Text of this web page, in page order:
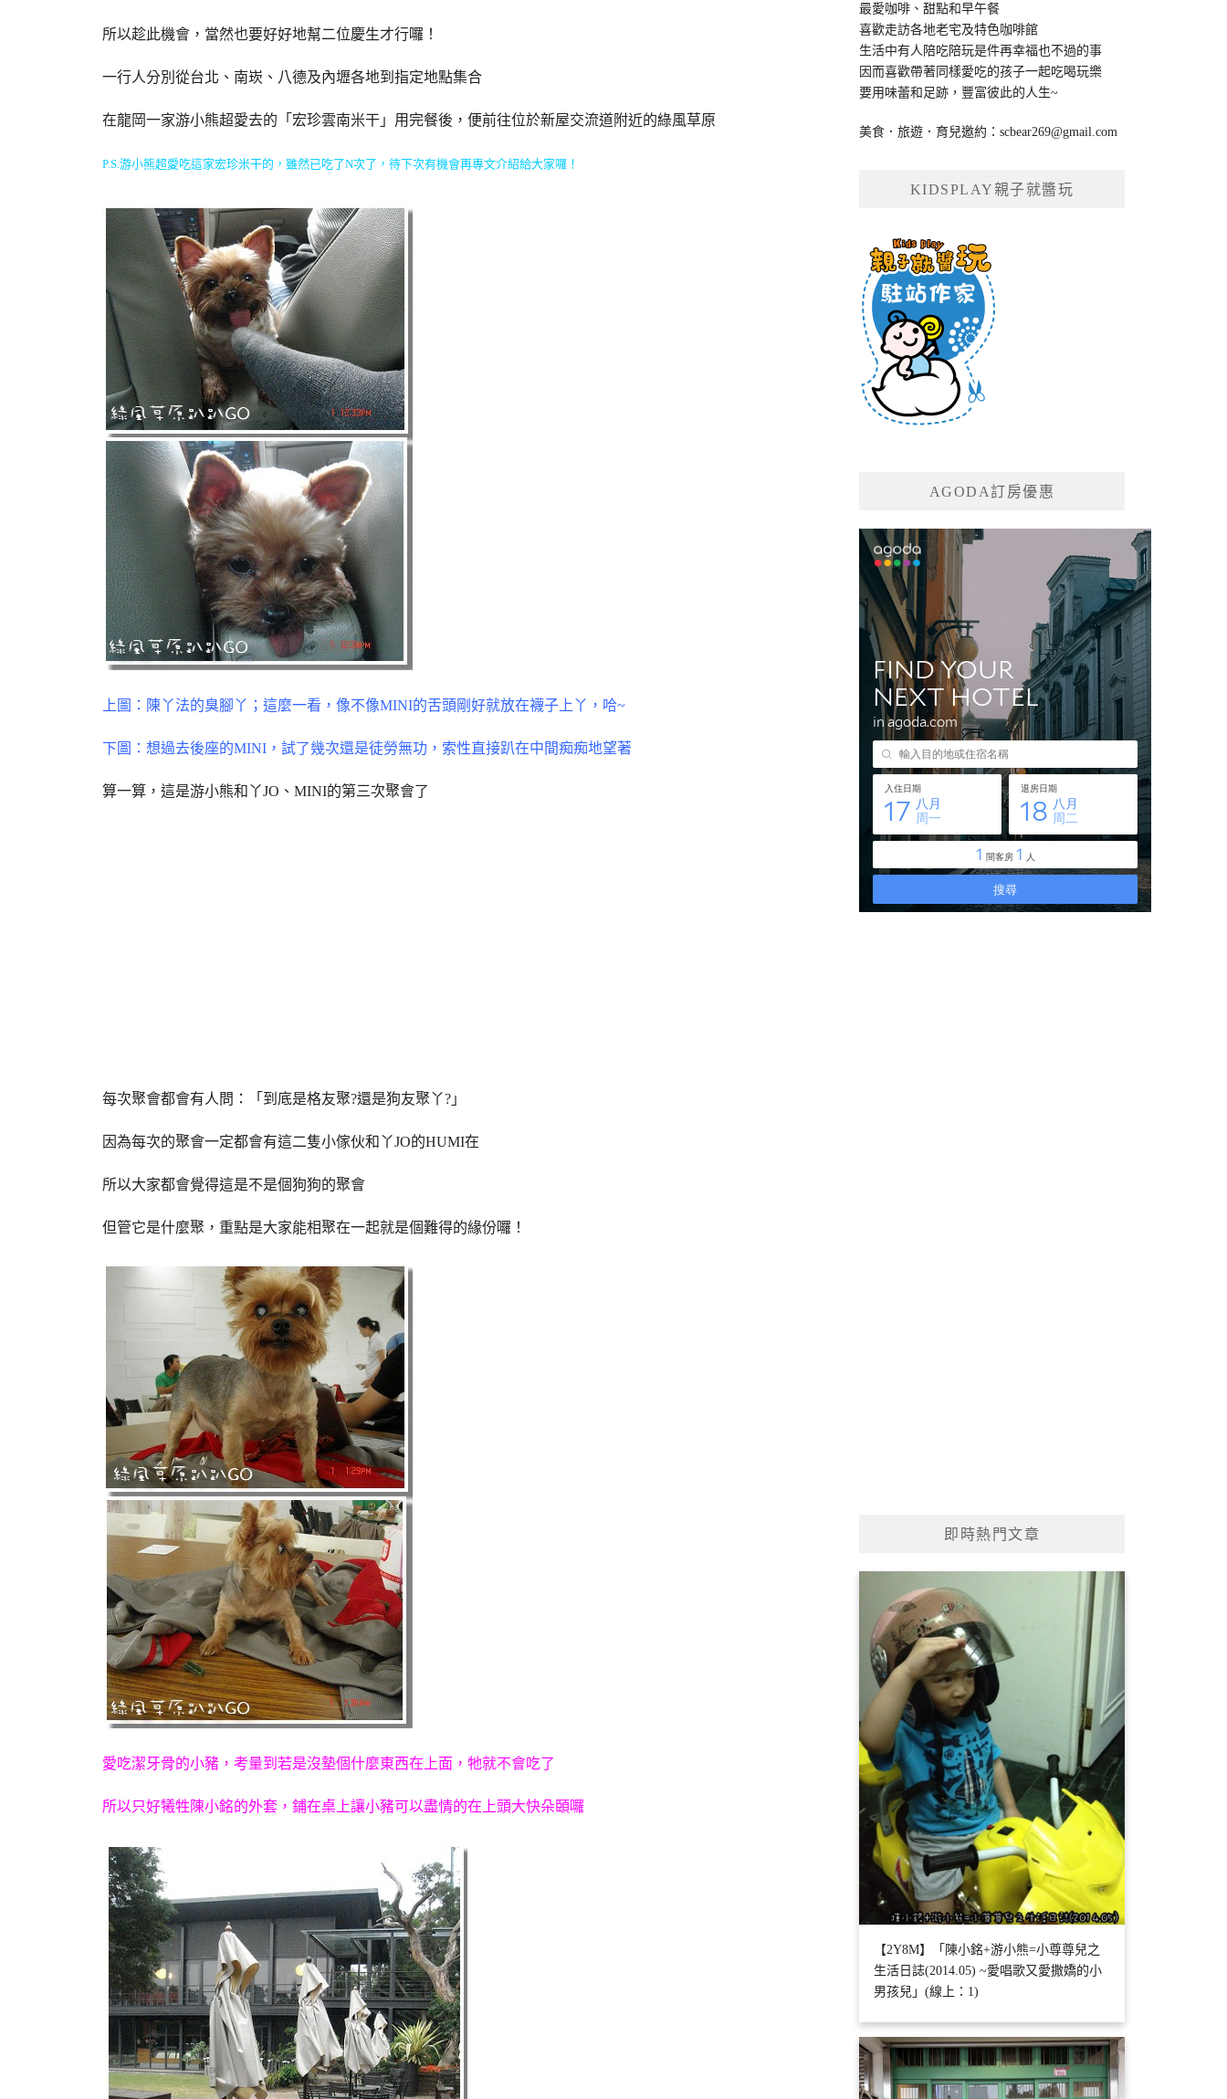
所以趁此機會，當然也要好好地幫二位慶生才行囉！
一行人分別從台北、南崁、八德及內壢各地到指定地點集合
在龍岡一家游小熊超愛去的「宏珍雲南米干」用完餐後，便前往位於新屋交流道附近的綠風草原
P.S.游小熊超愛吃這家宏珍米干的，雖然已吃了N次了，待下次有機會再專文介紹給大家囉！
上圖：陳丫法的臭腳丫；這麼一看，像不像MINI的舌頭剛好就放在襪子上丫，哈~
下圖：想過去後座的MINI，試了幾次還是徒勞無功，索性直接趴在中間痴痴地望著
算一算，這是游小熊和丫JO、MINI的第三次聚會了
每次聚會都會有人問：「到底是格友聚?還是狗友聚丫?」
因為每次的聚會一定都會有這二隻小傢伙和丫JO的HUMI在
所以大家都會覺得這是不是個狗狗的聚會
但管它是什麼聚，重點是大家能相聚在一起就是個難得的緣份囉！
愛吃潔牙骨的小豬，考量到若是沒墊個什麼東西在上面，牠就不會吃了
所以只好犧牲陳小銘的外套，鋪在桌上讓小豬可以盡情的在上頭大快朵頣囉
最愛咖啡、甜點和早午餐
喜歡走訪各地老宅及特色咖啡館
生活中有人陪吃陪玩是件再幸福也不過的事
因而喜歡帶著同樣愛吃的孩子一起吃喝玩樂
要用味蕾和足跡，豐富彼此的人生~
美食．旅遊．育兒邀約：scbear269@gmail.com
KIDSPLAY親子就醬玩
AGODA訂房優惠
即時熱門文章
【2Y8M】「陳小銘+游小熊=小尊尊兒之
生活日誌(2014.05) ~愛唱歌又愛撒嬌的小
男孩兒」(線上：1)